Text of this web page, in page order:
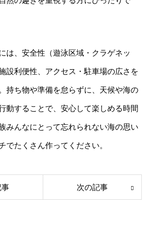
は、安全性（遊泳区域・クラゲネッ
設利便性、アクセス・駐車場の広さを
持ち物や準備を怠らずに、天候や海の
動することで、安心して楽しめる時間
みんなにとって忘れられない海の思い
でたくさん作ってください。
事 次の記事